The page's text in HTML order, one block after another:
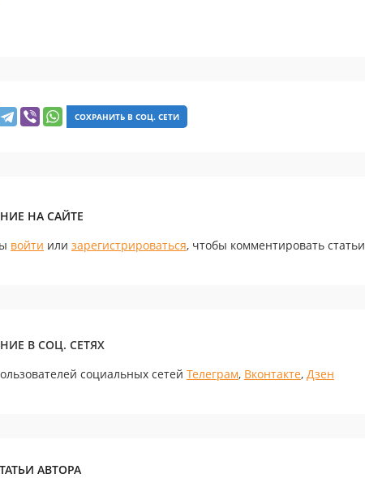
СОХРАНИТЬ В СОЦ. СЕТИ
НА САЙТЕ
войти или зарегистрироваться, чтобы комментировать статьи
В СОЦ. СЕТЯХ
социальных сетей Телеграм, Вконтакте, Дзен
АВТОРА